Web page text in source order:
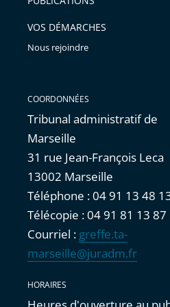
avant
VOS DÉMARCHES
Nous rejoindre
COORDONNÉES
Tribunal administratif de
Marseille
31 rue Jean-François Leca
13002 Marseille
Téléphone : 04 91 13 48
Télécopie : 04 91 81 13 87
Courriel : greffe.ta-
marseille@juradm.fr
HORAIRES